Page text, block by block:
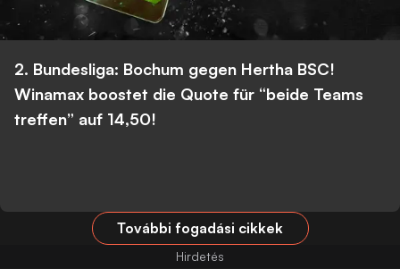
2. Bundesliga: Bochum gegen Hertha BSC!
Winamax boostet die Quote für “beide Teams
treffen” auf 14,50!
További fogadási cikkek